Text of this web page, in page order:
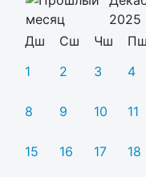
2025
Дш
Сш Чш Пш
1
2 3 4
8 9 10 11
15 16 17 18